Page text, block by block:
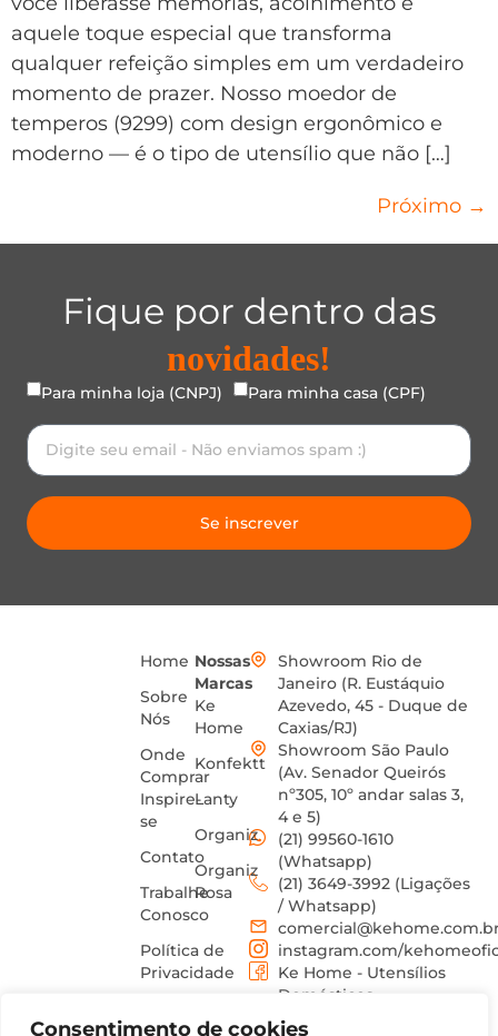
Consentimento de cookies
aquele toque especial que transforma
qualquer refeição simples em um verdadeiro
momento de prazer. Nosso moedor de
temperos (9299) com design ergonômico e
moderno — é o tipo de utensílio que não […]
Próximo →
Fique por dentro das
novidades!
Para minha loja (CNPJ) Para minha casa (CPF)
Se inscrever
Home
Sobre
Nós
Onde
Comprar
Inspire-
se
Contato
Trabalhe
Conosco
Política de
Privacidade
de uso
Nossas
Marcas
Ke
Home
Konfektt
Lanty
Organiz
Organiz
Rosa
Showroom Rio de
Janeiro (R. Eustáquio
Azevedo, 45 - Duque de
Caxias/RJ)
Showroom São Paulo
(Av. Senador Queirós
nº305, 10º andar salas 3,
4 e 5)
(21) 99560-1610
(Whatsapp)
(21) 3649-3992 (Ligações
/ Whatsapp)
instagram.com/
Ke Home - Utensílios
Domésticos